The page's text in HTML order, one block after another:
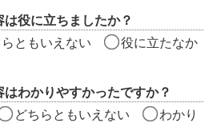
役に立ちましたか？
らともいえない
役に立たなか
わかりやすかったですか？
どちらともいえない
わかり